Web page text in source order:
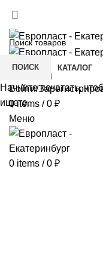
ГЛАВНАЯ КАТАЛОГ
КОНТАКТЫ
Войти/
0items / 0 ₽
Меню
0 items / 0 ₽
ПОИСК
Начните печатать,
ищете.